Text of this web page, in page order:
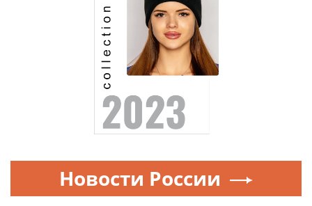
Новости России